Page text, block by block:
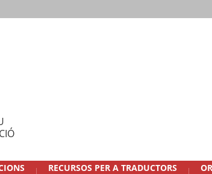
RECURSOS PER A TRADUCTORS